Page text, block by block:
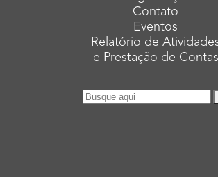
Contato
Eventos
Relatório de
e Prestação de Contas